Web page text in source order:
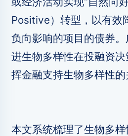
Positive）转型，以有效
负向影响的项目的债券
进生物多样性在投融资
挥金融支持生物多样性的
本文系统梳理了生物多